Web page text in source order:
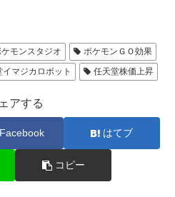
モンスタジオ
ポケモンＧＯ効果
イマジカロボット 任天堂株価上昇
アする
Facebook はてブ
コピー